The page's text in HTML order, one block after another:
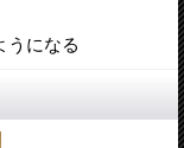
うになる